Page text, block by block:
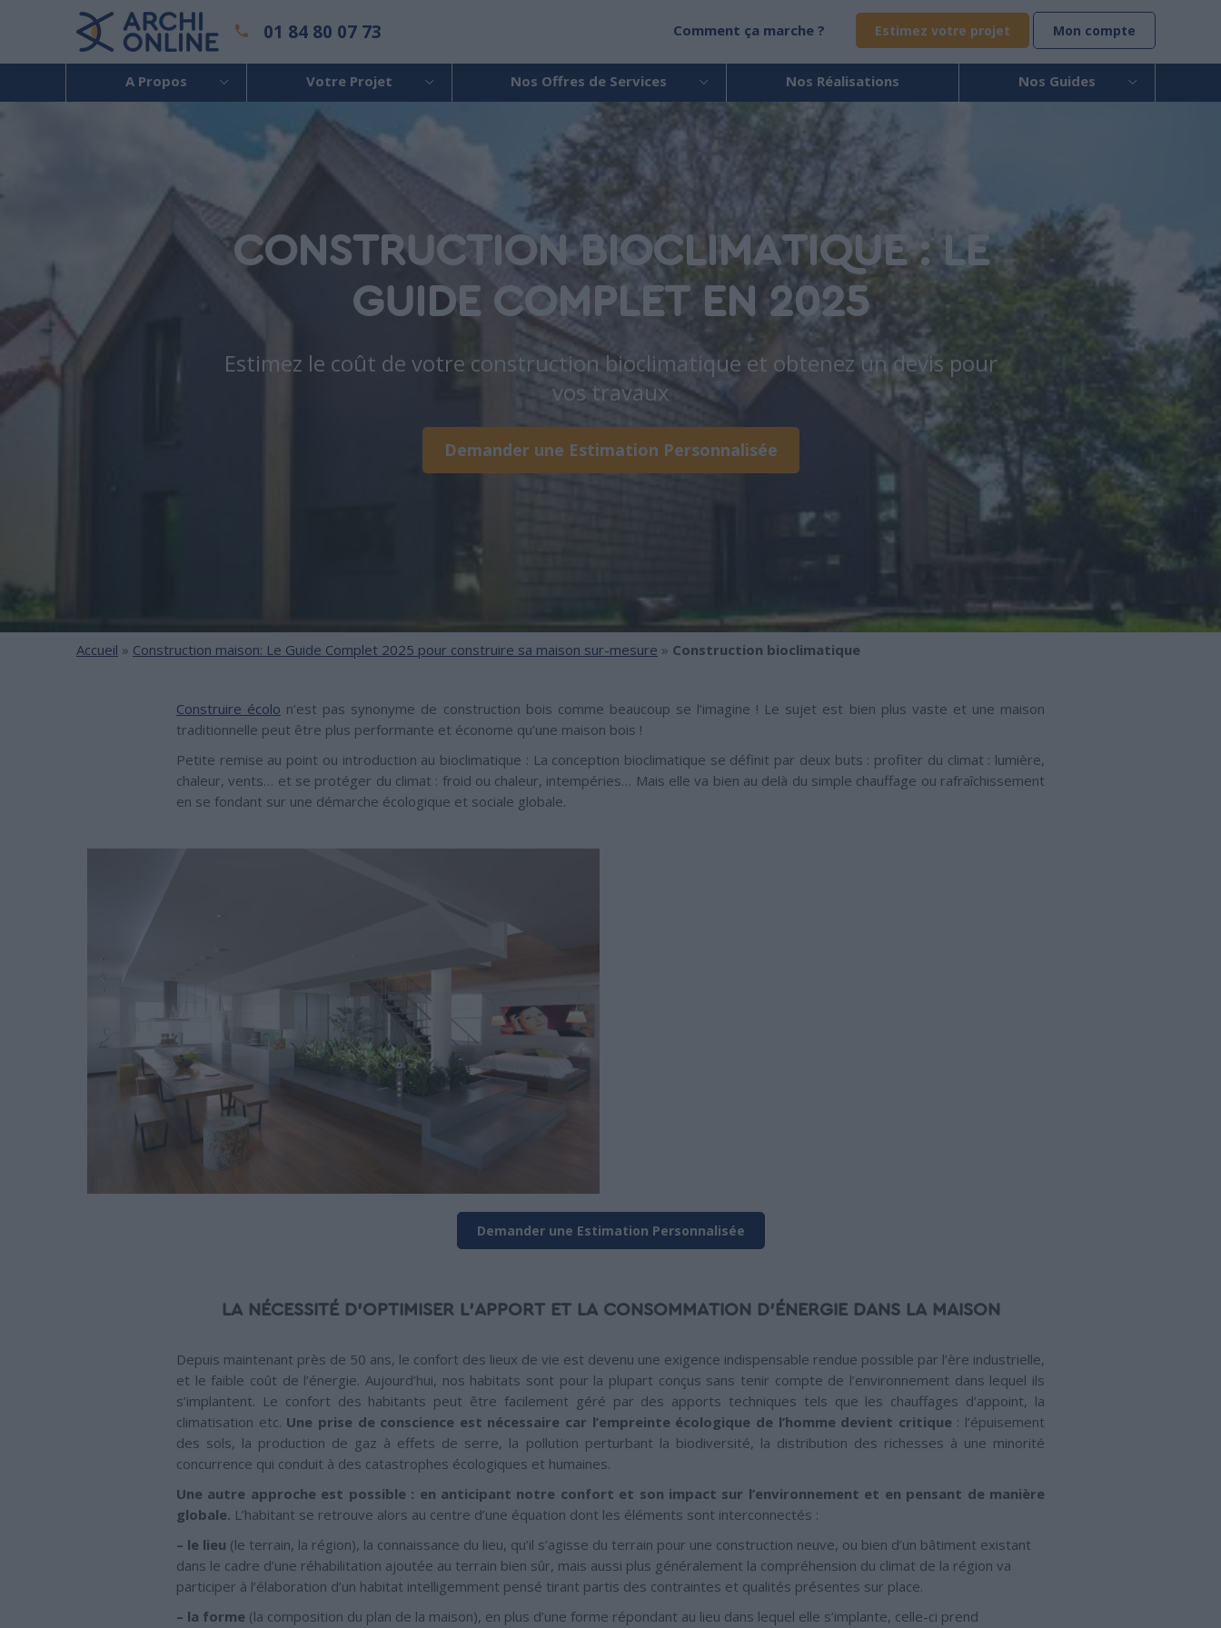
01 84 80 07 73 Comment ça marche ? Estimez votre projet Mon compte
A Propos Votre Projet Nos Offres de Services Nos Réalisations Nos Guides
CONSTRUCTION BIOCLIMATIQUE : LE
GUIDE COMPLET EN 2025
Estimez le coût de votre construction bioclimatique et obtenez un devis pour
vos travaux
Demander une Estimation Personnalisée
Accueil » Construction maison: Le Guide Complet 2025 pour construire sa maison sur-mesure » Construction bioclimatique
Construire écolo n’est pas synonyme de construction bois comme beaucoup se l’imagine ! Le sujet est bien plus vaste et une maison
traditionnelle peut être plus performante et économe qu’une maison bois !
Petite remise au point ou introduction au bioclimatique : La conception bioclimatique se définit par deux buts : profiter du climat : lumière,
chaleur, vents… et se protéger du climat : froid ou chaleur, intempéries… Mais elle va bien au delà du simple chauffage ou rafraîchissement
en se fondant sur une démarche écologique et sociale globale.
Demander une Estimation Personnalisée
LA NÉCESSITÉ D'OPTIMISER L’APPORT ET LA CONSOMMATION D'ÉNERGIE DANS LA MAISON
Depuis maintenant près de 50 ans, le confort des lieux de vie est devenu une exigence indispensable rendue possible par l’ère industrielle,
et le faible coût de l’énergie. Aujourd’hui, nos habitats sont pour la plupart conçus sans tenir compte de l’environnement dans lequel ils
s’implantent. Le confort des habitants peut être facilement géré par des apports techniques tels que les chauffages d’appoint, la
climatisation etc. Une prise de conscience est nécessaire car l’empreinte écologique de l’homme devient critique : l’épuisement
des sols, la production de gaz à effets de serre, la pollution perturbant la biodiversité, la distribution des richesses à une minorité
concurrence qui conduit à des catastrophes écologiques et humaines.
Une autre approche est possible : en anticipant notre confort et son impact sur l’environnement et en pensant de manière
globale. L’habitant se retrouve alors au centre d’une équation dont les éléments sont interconnectés :
– le lieu (le terrain, la région), la connaissance du lieu, qu’il s’agisse du terrain pour une construction neuve, ou bien d’un bâtiment existant
dans le cadre d’une réhabilitation ajoutée au terrain bien sûr, mais aussi plus généralement la compréhension du climat de la région va
participer à l’élaboration d’un habitat intelligemment pensé tirant partis des contraintes et qualités présentes sur place.
– la forme (la composition du plan de la maison), en plus d’une forme répondant au lieu dans lequel elle s’implante, celle-ci prend